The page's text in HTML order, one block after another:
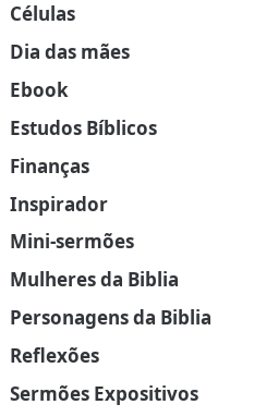
Células
Dia das mães
Ebook
Estudos Bíblicos
Finanças
Inspirador
Mini-sermões
Mulheres da Biblia
Personagens da Biblia
Reflexões
Sermões Expositivos